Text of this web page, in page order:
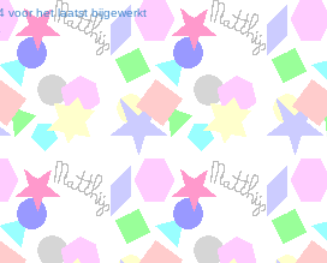
voor het laatst bijgewerkt